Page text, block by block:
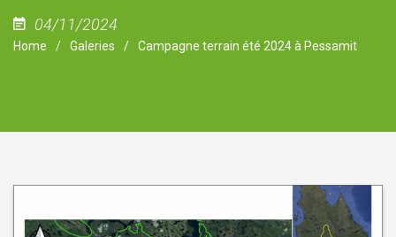
04/11/2024
Home Galeries Campagne terrain été 2024 à Pessamit